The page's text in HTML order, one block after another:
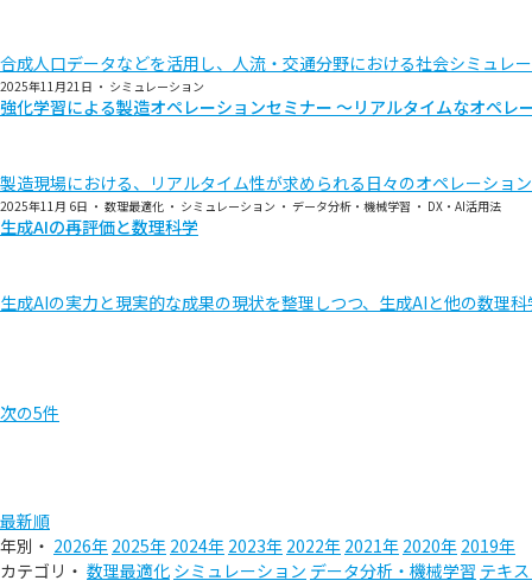
合成人口データなどを活用し、人流・交通分野における社会シミュ
2025年11月21日 ・ シミュレーション
強化学習による製造オペレーションセミナー ～リアルタイムなオペレ
製造現場における、リアルタイム性が求められる日々のオペレーシ
2025年11月 6日 ・ 数理最適化 ・ シミュレーション ・ データ分析・機械学習 ・ DX・AI活用法
生成AIの再評価と数理科学
生成AIの実力と現実的な成果の現状を整理しつつ、生成AIと他の数理
次の5件
最新順
年別・ 2026年 2025年 2024年 2023年 2022年 2021年 2020年 2019年
カテゴリ・ 数理最適化 シミュレーション データ分析・機械学習 テキ